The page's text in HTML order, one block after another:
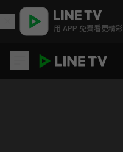
用 APP 免費看更精彩